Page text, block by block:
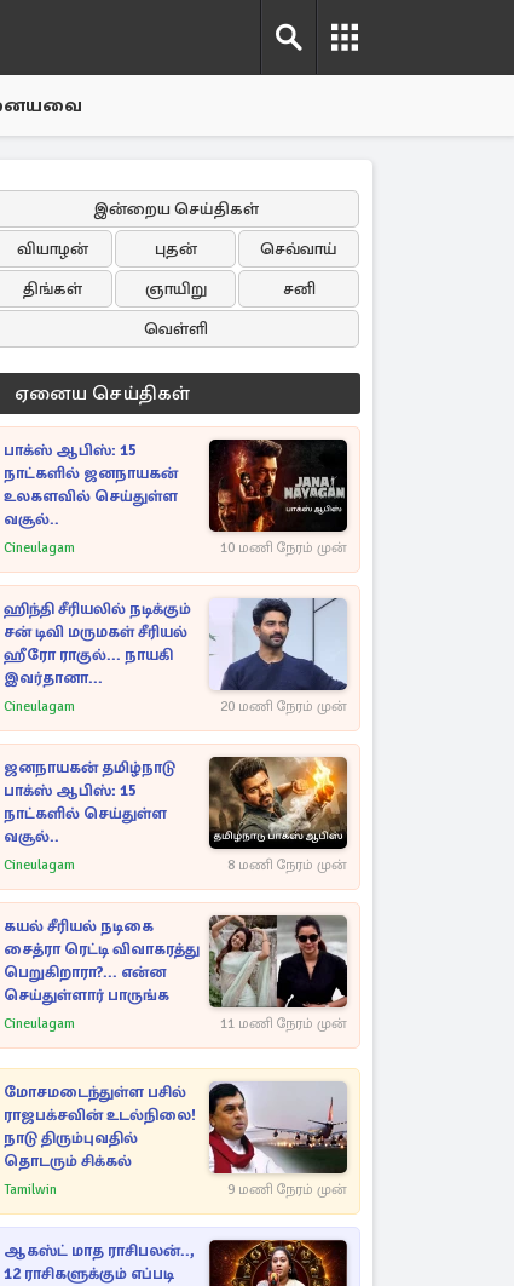
இன்றைய செய்திகள்
வியாழன்
புதன்
செவ்வாய்
திங்கள்
ஞாயிறு
சனி
வெள்ளி
ஏனைய செய்திகள்
பாக்ஸ் ஆபிஸ்: 15
நாட்களில் ஜனநாயகன்
உலகளவில் செய்துள்ள
வசூல்..
Cineulagam 10 மணி நேரம் முன்
ஹிந்தி சீரியலில் நடிக்கும்
சன் டிவி மருமகள் சீரியல்
ஹீரோ ராகுல்... நாயகி
இவர்தானா...
Cineulagam 20 மணி நேரம் முன்
ஜனநாயகன் தமிழ்நாடு
பாக்ஸ் ஆபிஸ்: 15
நாட்களில் செய்துள்ள
வசூல்..
Cineulagam 8 மணி நேரம் முன்
கயல் சீரியல் நடிகை
சைத்ரா ரெட்டி விவாகரத்து
பெறுகிறாரா?... என்ன
செய்துள்ளார் பாருங்க
Cineulagam 11 மணி நேரம் முன்
மோசமடைந்துள்ள பசில்
ராஜபக்சவின் உடல்நிலை!
நாடு திரும்புவதில்
தொடரும் சிக்கல்
Tamilwin 9 மணி நேரம் முன்
ஆகஸ்ட் மாத ராசிபலன்..,
12 ராசிகளுக்கும் எப்படி